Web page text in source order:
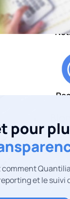
X
pour
comment
et le suivi